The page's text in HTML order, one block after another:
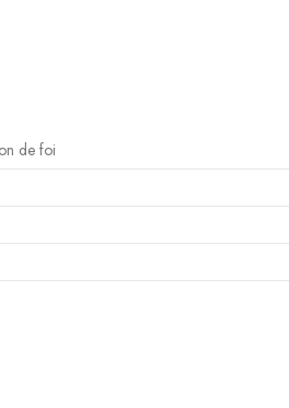
de foi